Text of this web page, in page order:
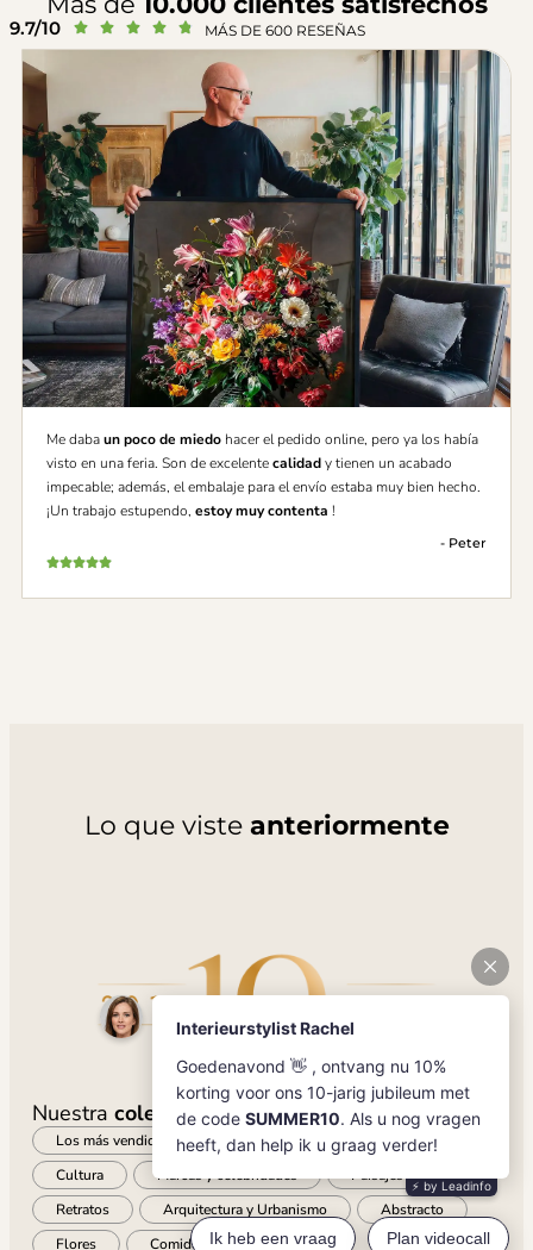
9.7/10      MÁS DE 600 RESEÑAS
Me dabaun poco de miedo hacer el pedido online, pero ya los había
visto en una feria. Son de excelentecalidady tienen un acabado
impecable; además, el embalaje para el envío estaba muy bien hecho.
¡Un trabajo estupendo, estoy muy contenta !
- Peter
Lo que viste anteriormente
Nuestra colección
Los más vendidos Nuevo
Reino animal
Cultura
Marcas y celebridades
Paisajes
Retratos
Arquitectura y Urbanismo
Abstracto
Flores
Comida y bebida